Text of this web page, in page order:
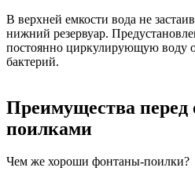
В верхней емкости вода не
нижний резервуар.
постоянно циркулирующую воду
бактерий.
Преимущества
поилками
Чем же хороши фонтаны-поилки?